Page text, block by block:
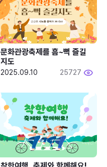
문화관광축제를 흠~뻑 즐길
지도
2025.09.10 25727